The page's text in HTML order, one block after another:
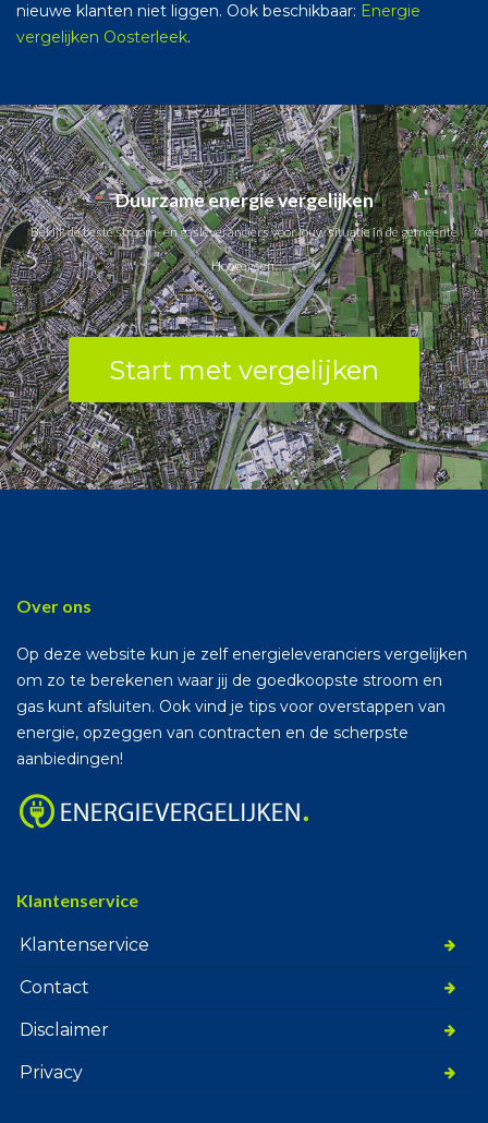
nieuwe klanten niet liggen. Ook beschikbaar: Energie
vergelijken Oosterleek.
Duurzame energie vergelijken
Bekijk de beste stroom- en gasleveranciers voor jouw situatie in de gemeente
Hoogeveen.
Start met vergelijken
Over ons
Op deze website kun je zelf energieleveranciers vergelijken
om zo te berekenen waar jij de goedkoopste stroom en
gas kunt afsluiten. Ook vind je tips voor overstappen van
energie, opzeggen van contracten en de scherpste
aanbiedingen!
Klantenservice
Klantenservice
Contact
Disclaimer
Privacy